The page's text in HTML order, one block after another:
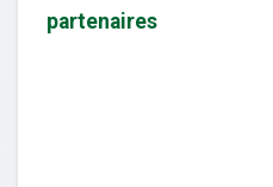
partenaires